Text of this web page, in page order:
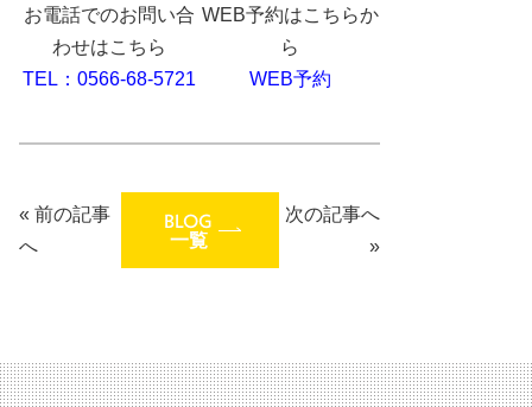
お電話でのお問い合
わせはこちら
TEL：0566-68-5721
WEB予約はこちらか
ら
WEB予約
« 前の記事
へ
BLOG
一覧
次の記事へ
»